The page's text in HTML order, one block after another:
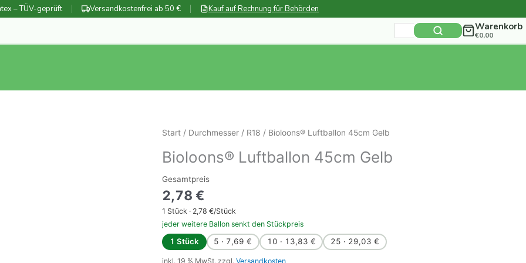
– TÜV-geprüft Versandkostenfrei ab 50 € Kauf auf Rechnung für Behörden
Suchen
nach:
Warenkorb
€0,00
Start / Durchmesser / R18 / Bioloons® Luftballon 45cm Gelb
Bioloons® Luftballon 45cm Gelb
Gesamtpreis
2,78€
1 Stück · 2,78 €/Stück
jeder weitere Ballon senkt den Stückpreis
1 Stück 5 · 7,69 € 10 · 13,83 € 25 · 29,03 €
inkl. 19 % MwSt. zzgl.Versandkosten